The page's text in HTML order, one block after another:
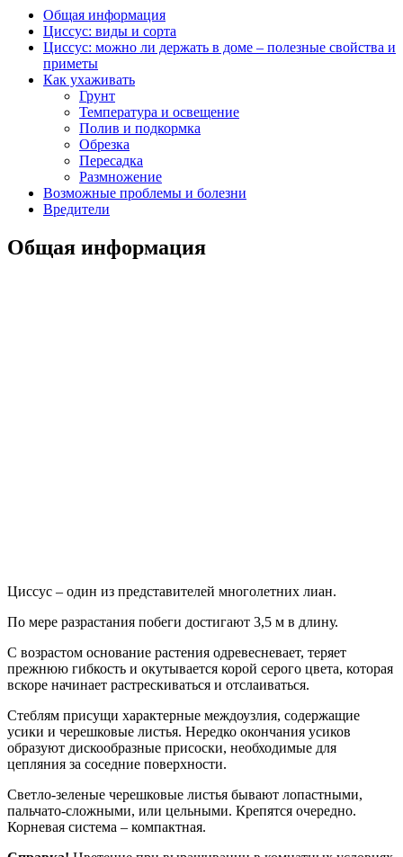
Общая информация
Циссус: виды и сорта
Циссус: можно ли держать в доме – полезные свойства и
приметы
Как ухаживать
Грунт
Температура и освещение
Полив и подкормка
Обрезка
Пересадка
Размножение
Возможные проблемы и болезни
Вредители
Общая информация
Циссус – один из представителей многолетних лиан.
По мере разрастания побеги достигают 3,5 м в длину.
С возрастом основание растения одревесневает, теряет
прежнюю гибкость и окутывается корой серого цвета, которая
вскоре начинает растрескиваться и отслаиваться.
Стеблям присущи характерные междоузлия, содержащие
усики и черешковые листья. Нередко окончания усиков
образуют дискообразные присоски, необходимые для
цепляния за соседние поверхности.
Светло-зеленые черешковые листья бывают лопастными,
пальчато-сложными, или цельными. Крепятся очередно.
Корневая система – компактная.